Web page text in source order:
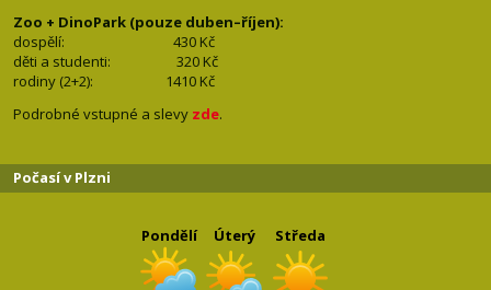
Zoo + DinoPark (pouze duben–říjen):
dospělí: 430 Kč
děti a studenti: 320 Kč
rodiny (2+2): 1410 Kč
Podrobné vstupné a slevy zde.
Počasí v Plzni
Pondělí Úterý Středa